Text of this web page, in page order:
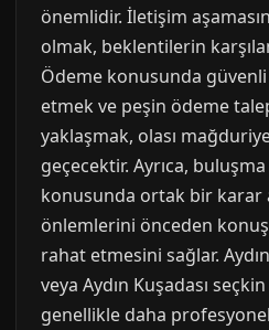
önemlidir. İletişim
olmak, beklentilerin
Ödeme konusunda
etmek ve peşin ödeme
yaklaşmak, olası
geçecektir. Ayrıca,
konusunda ortak bir karar
önlemlerini önceden
rahat etmesini sağlar.
veya Aydın Kuşadası
genellikle daha